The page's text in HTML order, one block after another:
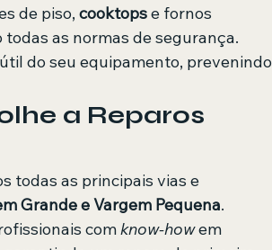
de piso, cooktops e fornos
as normas de segurança.
do seu equipamento, prevenindo
a Reparos
todas as principais vias e
Grande e Vargem Pequena.
com know-how em